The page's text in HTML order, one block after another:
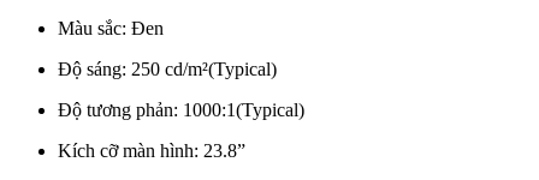
Màu sắc: Đen
Độ sáng: 250 cd/m²(Typical)
Độ tương phản: 1000:1(Typical)
Kích cỡ màn hình: 23.8”